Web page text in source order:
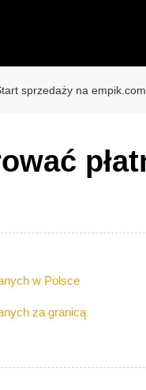
sprzedaży na empik.com​
w Polsce
za granicą